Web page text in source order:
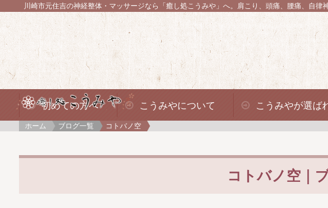
川崎市元住吉の神経整体・マッサージなら「癒し処こうみや」へ。 肩こり、頭痛、腰痛、自律
初めての方へ こうみやについて こうみやが選ば
ホーム ブログ一覧 コトバノ空
コトバノ空｜